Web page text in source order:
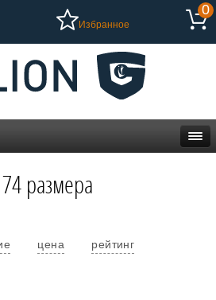
Избранное
0
размера
цена рейтинг